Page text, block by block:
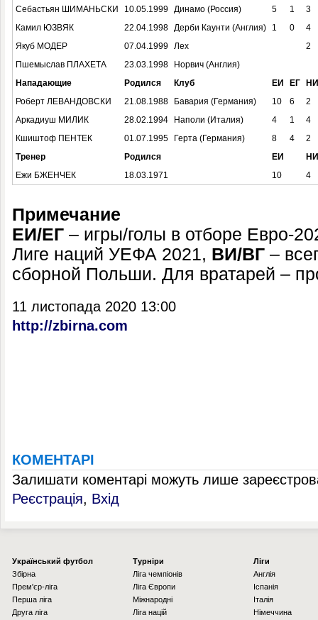
Себастьян ШИМАНЬСКИ 10.05.1999 Динамо (Россия) 5 1
3
Камил ЮЗВЯК
22.04.1998 Дерби Каунти (Англия) 1 0
4
Якуб МОДЕР
07.04.1999 Лех
2
Пшемыслав ПЛАХЕТА
23.03.1998
Норвич (Англия)
Нападающие
Родился Клуб ЕИ ЕГ
НИ
Роберт ЛЕВАНДОВСКИ
21.08.1988 Бавария (Германия) 10 6
2
Аркадиуш МИЛИК
28.02.1994 Наполи (Италия) 4 1
4
Кшиштоф ПЕНТЕК
01.07.1995 Герта (Германия) 8 4
2
Тренер
Родился ЕИ
НИ
Ежи БЖЕНЧЕК
18.03.1971 10 4
Примечание
ЕИ/ЕГ – игры/голы в отборе Евро-
Лиге наций УЕФА 2021, ВИ/ВГ –
сборной Польши. Для вратарей –
11 листопада 2020 13:00
http://zbirna.com
КОМЕНТАРІ
Залишати коментарі можуть лише
Реєстрація, Вхід
Українcький футбол
Збірна
Прем'єр-ліга
Перша ліга
Друга ліга
Турніри
Ліга чемпіонів
Ліга Європи
Міжнародні
Ліга націй
Ліги
Англія
Іспанія
Італія
Німеччина